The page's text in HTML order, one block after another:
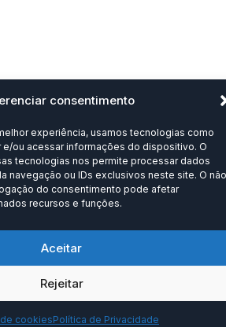
consentimento
experiência, usamos tecnologias como
e/ou acessar informações do dispositivo. O
tecnologias nos permite processar dados
navegação ou IDs exclusivos neste site. O não
do consentimento pode afetar
recursos e funções.
Aceitar
Rejeitar
cookiesPolítica de Privacidade